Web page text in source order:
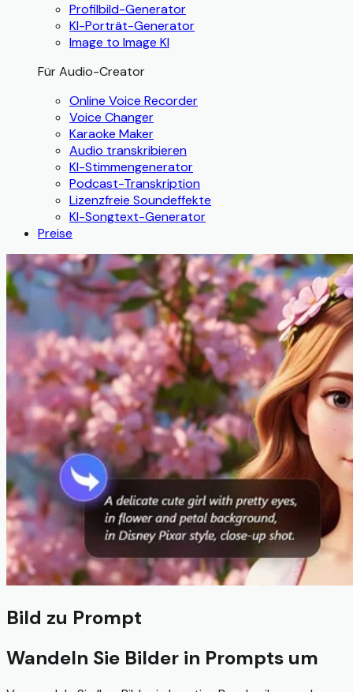
Profilbild-Generator
KI-Porträt-Generator
Image to Image KI
Für Audio-Creator
Online Voice Recorder
Voice Changer
Karaoke Maker
Audio transkribieren
KI-Stimmengenerator
Podcast-Transkription
Lizenzfreie Soundeffekte
KI-Songtext-Generator
Preise
Bild zu Prompt
Wandeln Sie Bilder in Prompts um